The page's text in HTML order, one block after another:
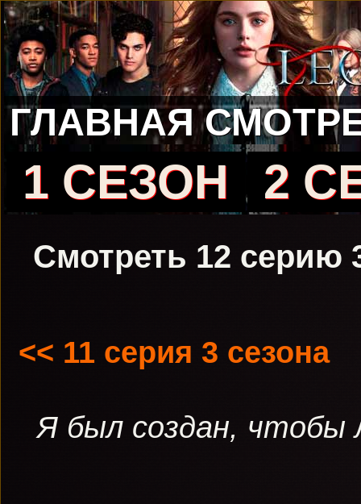
ГЛАВНАЯ
1 СЕЗОН 2
Смотреть 12 серию
<< 11 серия 3 сезона
Я был создан, чтобы